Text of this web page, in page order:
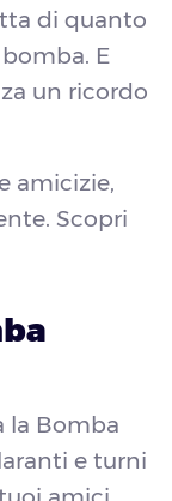
di quanto
E
un ricordo
amicizie,
Scopri
la Bomba
e turni